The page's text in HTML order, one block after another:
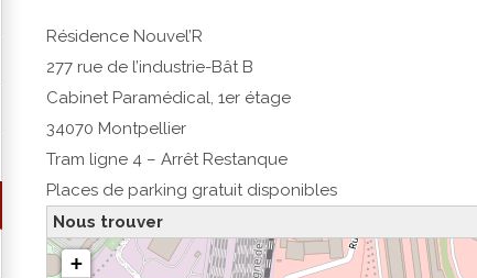
Résidence Nouvel’R
277 rue de l’industrie-Bât B
Cabinet Paramédical, 1er étage
34070 Montpellier
Tram ligne 4 – Arrêt Restanque
Places de parking gratuit disponibles
Nous trouver
chargement de la carte - veuillez patienter...
+